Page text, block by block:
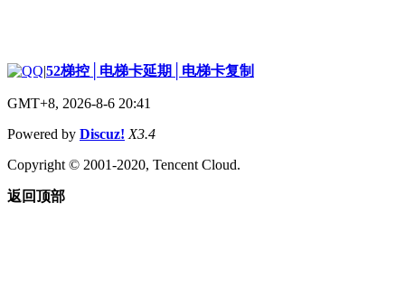
|52梯控│电梯卡延期│电梯卡复制
GMT+8, 2026-8-6 20:41
Powered by Discuz! X3.4
Copyright © 2001-2020, Tencent Cloud.
返回顶部